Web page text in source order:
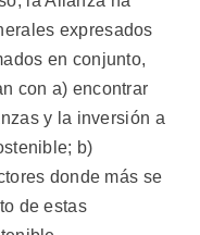
expresados
en conjunto,
con a) encontrar
y la inversión a
b)
donde más se
de estas